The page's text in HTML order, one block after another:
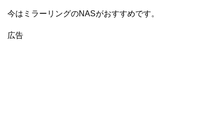
今はミラーリングのNASがおすすめです。
広告